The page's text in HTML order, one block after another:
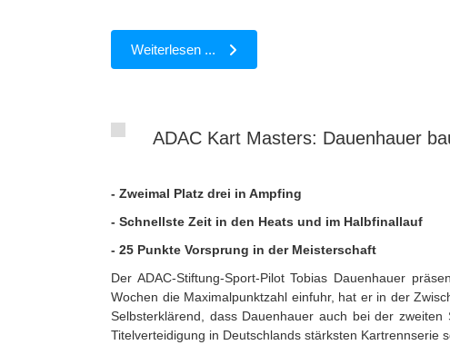
Weiterlesen ...
ADAC Kart Masters: Dauenhauer
- Zweimal Platz drei in Ampfing
- Schnellste Zeit in den Heats und im Halbfinallauf
- 25 Punkte Vorsprung in der Meisterschaft
Der ADAC-Stiftung-Sport-Pilot Tobias Dauenhauer
Wochen die Maximalpunktzahl einfuhr, hat er in der
Selbsterklärend, dass Dauenhauer auch bei der
Titelverteidigung in Deutschlands stärksten Kartrennserie